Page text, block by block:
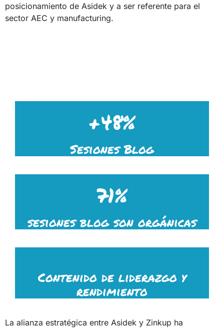
posicionamiento de Asidek y a ser referente para el
sector AEC y manufacturing.
+48%
Sesiones Blog
71%
sesiones blog son orgánicas
Contenido de liderazgo y
rendimiento
La alianza estratégica entre Asidek y Zinkup ha